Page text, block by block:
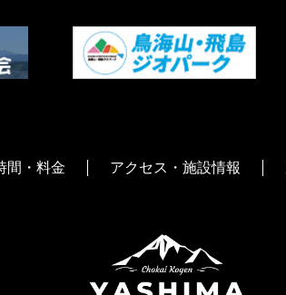
間・料金 アクセス・施設情報